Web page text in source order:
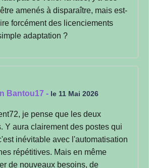
amenés à disparaître, mais est-
forcément des licenciements
adaptation ?
Bantou17 - le 11 Mai 2026
je pense que les deux
Y aura clairement des postes qui
inévitable avec l'automatisation
répétitives. Mais en même
de nouveaux besoins, de